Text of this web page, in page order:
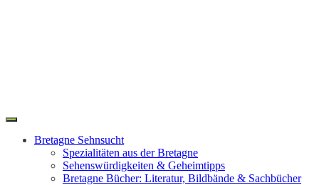
Toggle
navigationBretagne Sehnsucht
Spezialitäten aus der Bretagne
Sehenswürdigkeiten & Geheimtipps
Bretagne Bücher: Literatur, Bildbände & Sachbücher